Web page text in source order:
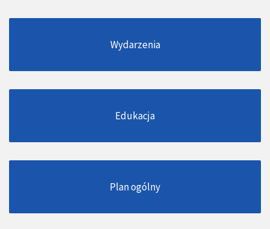
Wydarzenia
Edukacja
Plan ogólny